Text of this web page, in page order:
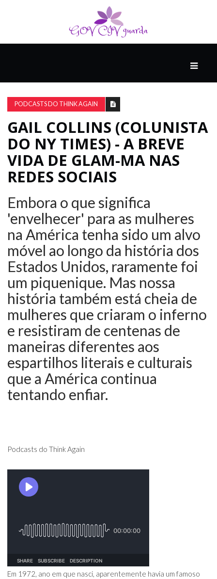
DO
THINK
COMPANHEIRO
COM
UM
ESTRONDO
PODCASTS DO THINK AGAIN
GAIL COLLINS (COLUNISTA
DO NY TIMES) - A BREVE
VIDA DE GLAM-MA NAS
REDES SOCIAIS
Embora o que significa
'envelhecer' para as mulheres
na América tenha sido um alvo
móvel ao longo da história dos
Estados Unidos, raramente foi
um piquenique. Mas nossa
história também está cheia de
mulheres que criaram o inferno
e resistiram de centenas de
maneiras diferentes aos
espartilhos literais e culturais
que a América continua
tentando enfiar.
Podcasts do Think Again
Em 1972, ano em que nasci, aparentemente havia um famoso